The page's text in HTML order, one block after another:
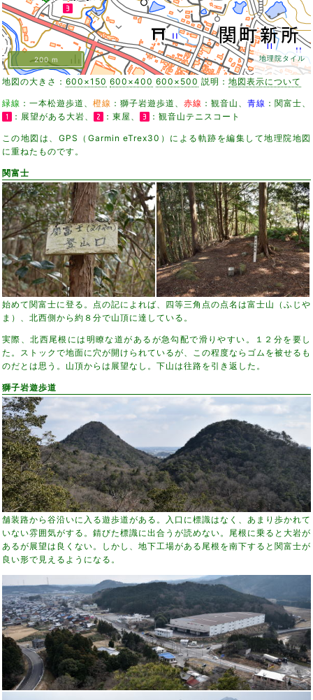
地理院タイル
200 m
地図の大きさ： 600×150 600×400 600×500 説明： 地図表示について
緑線 ：一本松遊歩道、 橙線 ：獅子岩遊歩道、 赤線 ：観音山、 青線 ：関富士、
：展望がある大岩、
：東屋、 ：観音山テニスコート
この地図は、GPS（Garmin eTrex30）による軌跡を編集して地理院地図
に重ねたものです。
関富士
始めて関富士に登る。点の記によれば、四等三角点の点名は富士山（ふじや
ま）、北西側から約８分で山頂に達している。
実際、北西尾根には明瞭な道があるが急勾配で滑りやすい。１２分を要し
た。ストックで地面に穴が開けられているが、この程度ならゴムを被せるも
のだとは思う。山頂からは展望なし。下山は往路を引き返した。
獅子岩遊歩道
舗装路から谷沿いに入る遊歩道がある。入口に標識はなく、あまり歩かれて
いない雰囲気がする。錆びた標識に出合うが読めない。尾根に乗ると大岩が
あるが展望は良くない。しかし、地下工場がある尾根を南下すると関富士が
良い形で見えるようになる。